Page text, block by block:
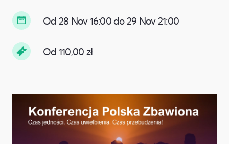
Od 28 Nov 16:00 do 29 Nov 21:00
Od 110,00 zł